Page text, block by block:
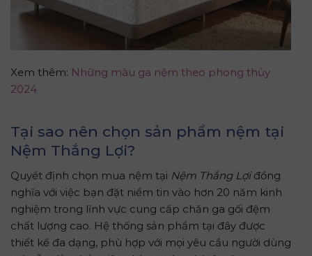
Xem thêm: Những màu ga nệm theo phong thủy
2024
Tại sao nên chọn sản phẩm nệm tại
Nệm Thắng Lợi?
Quyết định chọn mua nệm tại Nệm Thắng Lợiđồng
nghĩa với việc bạn đặt niềm tin vào hơn 20 năm kinh
nghiệm trong lĩnh vực cung cấp chăn ga gối đệm
chất lượng cao. Hệ thống sản phẩm tại đây được
thiết kế đa dạng, phù hợp với mọi yêu cầu người dùng